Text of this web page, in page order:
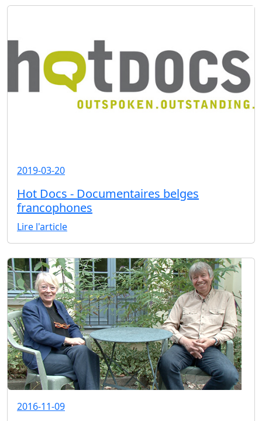
2019-03-20
Hot Docs - Documentaires belges
francophones
Lire l'article
2016-11-09